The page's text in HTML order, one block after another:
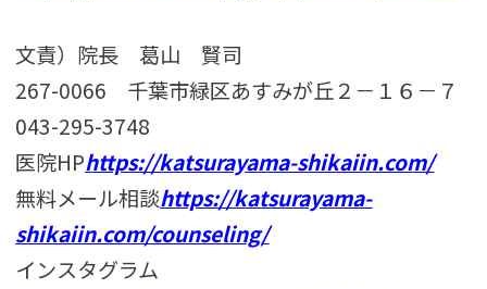
文責）院長 葛山 賢司
267-0066 千葉市緑区あすみが丘２－１６－７
043-295-3748
医院HPhttps://katsurayama-shikaiin.com/
無料メール相談https://katsurayama-
shikaiin.com/counseling/
インスタグラム